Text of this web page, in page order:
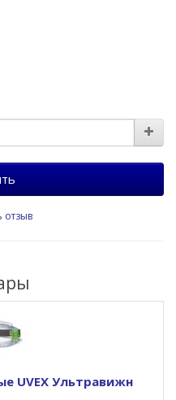
отзыв
UVEX Ультравижн